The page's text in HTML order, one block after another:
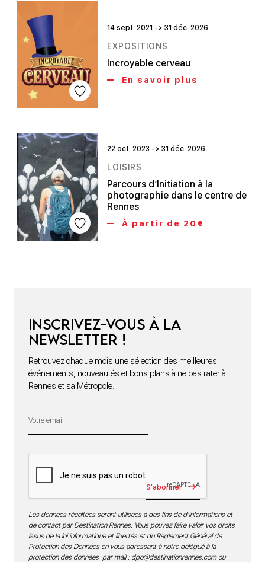
14 sept. 2021 -> 31 déc. 2026
EXPOSITIONS
Incroyable cerveau
En savoir plus
22 oct. 2023 -> 31 déc. 2026
LOISIRS
Parcours d’Initiation à la
photographie dans le centre de
Rennes
À partir de 20€
Inscrivez-vous à la
newsletter !
Retrouvez chaque mois une sélection des meilleures
événements, nouveautés et bons plans à ne pas rater à
Rennes et sa Métropole.
S'abonner
Les données récoltées seront utilisées à des fins de d’informations et
de contact par Destination Rennes. Vous pouvez faire valoir vos droits
issus de la loi informatique et libertés et du Règlement Général de
Protection des Données en vous adressant à notre délégué à la
protection des données par mail : dpo@destinationrennes.comou